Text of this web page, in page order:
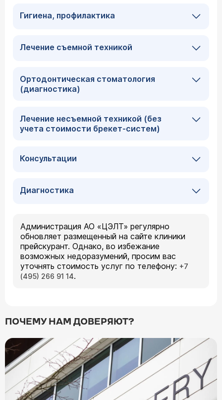
Гигиена, профилактика
Лечение съемной техникой
Ортодонтическая стоматология
(диагностика)
Лечение несъемной техникой (без
учета стоимости брекет-систем)
Консультации
Диагностика
Администрация АО «ЦЭЛТ» регулярно
обновляет размещенный на сайте клиники
прейскурант. Однако, во избежание
возможных недоразумений, просим вас
уточнять стоимость услуг по телефону: +7
(495) 266 91 14.
ПОЧЕМУ НАМ ДОВЕРЯЮТ?